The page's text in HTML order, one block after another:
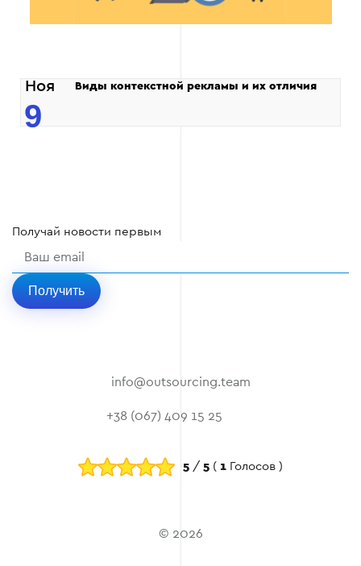
Ноя
9
Виды контекстной рекламы и их отличия
Получай новости первым
Получить
info@outsourcing.team
+38 (067) 409 15 25
5 / 5 ( 1 Голосов )
© 2026